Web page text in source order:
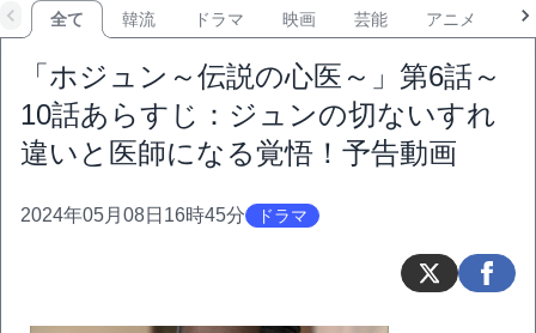
全て 韓流 ドラマ 映画 芸能 アニメ
「ホジュン～伝説の心医～」第6話～
10話あらすじ：ジュンの切ないすれ
違いと医師になる覚悟！予告動画
2024年05月08日16時45分 ドラマ